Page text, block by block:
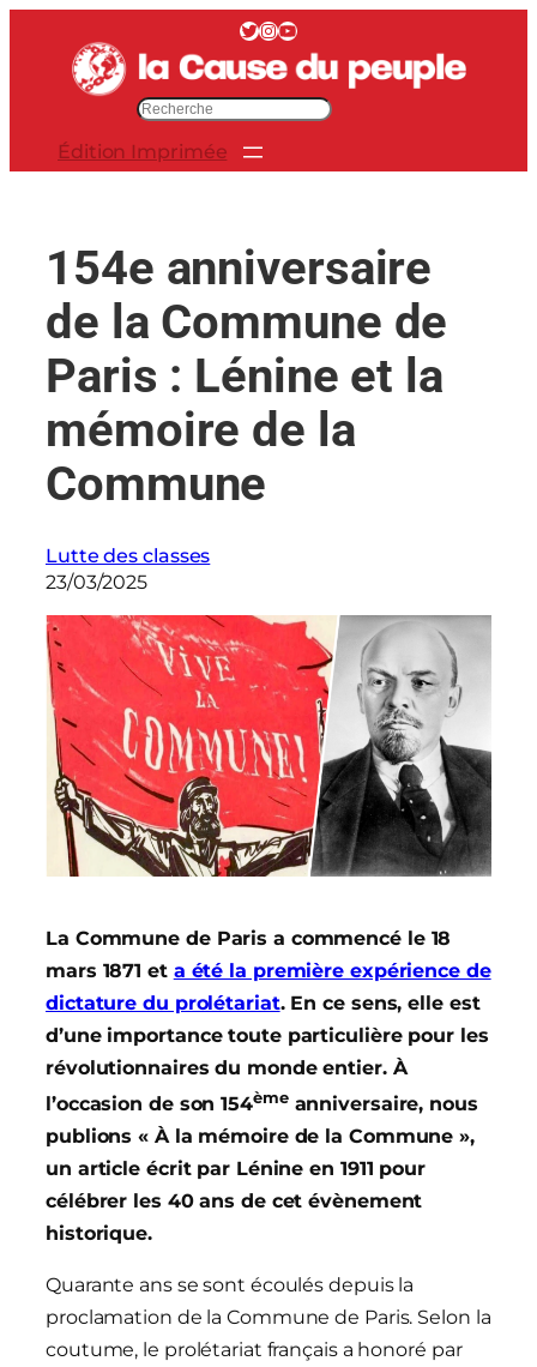
contenu
Twitter InstagramYouTube
c
e
Édition Imprimée
154e anniversaire
de la Commune de
Paris : Lénine et la
mémoire de la
Commune
Lutte des classes
23/03/2025
La Commune de Paris a commencé le 18
mars 1871 et a été la première expérience de
dictature du prolétariat. En ce sens, elle est
d’une importance toute particulière pour les
révolutionnaires du monde entier. À
l’occasion de son 154èmeanniversaire, nous
publions « À la mémoire de la Commune »,
un article écrit par Lénine en 1911 pour
célébrer les 40 ans de cet évènement
historique.
Quarante ans se sont écoulés depuis la
proclamation de la Commune de Paris. Selon la
coutume, le prolétariat français a honoré par